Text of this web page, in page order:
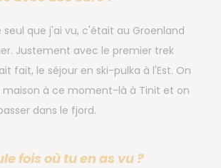
seul que j'ai vu, c'était au Groenland
Justement avec le premier trek
fait, le séjour en ski-pulka à l'Est. On
à ce moment-là à Tinit et on
dans le fjord.
fois où tu en as vu ?